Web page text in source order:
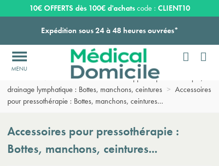
Matériel soins médicaux > Appareil pressothérapie,
drainage lymphatique : Bottes, manchons, ceintures > Accessoires
pour pressothérapie : Bottes, manchons, ceintures...
Accessoires pour pressothérapie :
Bottes, manchons, ceintures...
10€ OFFERTS dès 100€ d'achatscode : CLIENT10
Expédition sous 24 à 48 heures ouvrées*
Livraison OFFERTE dès 159€ d'achats !
Payez en 3 ou 4 fois SANS FRAIS à partir de 100€

